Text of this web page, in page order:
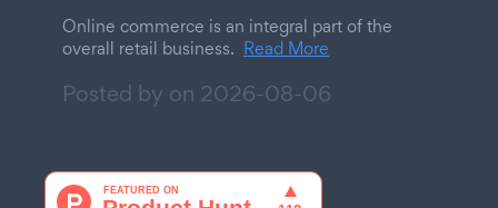
Online commerce is an integral part of the
overall retail business. Read More
Posted by on 2026-08-06